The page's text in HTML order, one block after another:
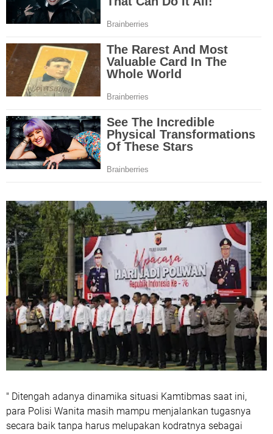
" Ditengah adanya dinamika situasi Kamtibmas saat ini,
para Polisi Wanita masih mampu menjalankan tugasnya
secara baik tanpa harus melupakan kodratnya sebagai